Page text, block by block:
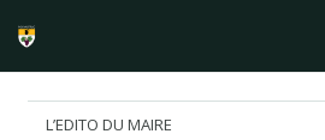
L’EDITO DU MAIRE